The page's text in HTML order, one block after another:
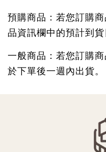
預購商品：若您訂購
品資訊欄中的預計到貨
一般商品：若您訂購
於下單後一週內出貨。